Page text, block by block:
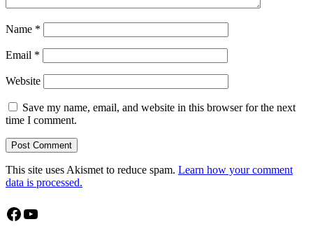
Name *
Email *
Website
Save my name, email, and website in this browser for the next
time I comment.
This site uses Akismet to reduce spam. Learn how your comment
data is processed.
Facebook
YouTube